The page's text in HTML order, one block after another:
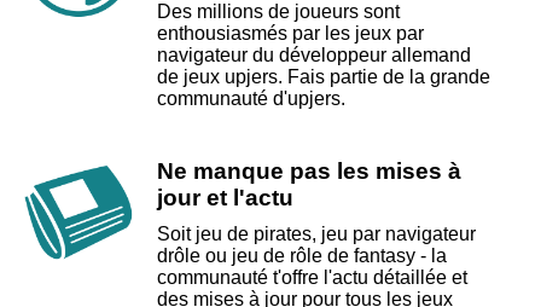
Des millions de joueurs sont
enthousiasmés par les jeux par
navigateur du développeur allemand
de jeux upjers. Fais partie de la grande
communauté d'upjers.
Ne manque pas les mises à
jour et l'actu
Soit jeu de pirates, jeu par navigateur
drôle ou jeu de rôle de fantasy - la
communauté t'offre l'actu détaillée et
des mises à jour pour tous les jeux